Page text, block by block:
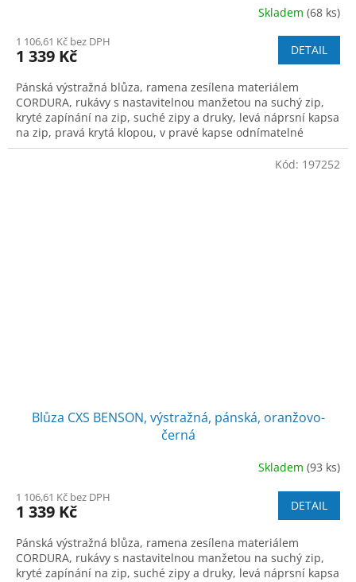
Skladem (68 ks)
1 106,61 Kč bez DPH
1 339 Kč DETAIL
Pánská výstražná blůza, ramena zesílena materiálem
CORDURA, rukávy s nastavitelnou manžetou na suchý zip,
kryté zapínání na zip, suché zipy a druky, levá náprsní kapsa
na zip, pravá krytá klopou, v pravé kapse odnímatelné
pouzdro na ID kartu, na levé
Blůza CXS BENSON, výstražná, pánská, oranžovo-
černá
Skladem (93 ks)
1 106,61 Kč bez DPH
1 339 Kč DETAIL
Pánská výstražná blůza, ramena zesílena materiálem
CORDURA, rukávy s nastavitelnou manžetou na suchý zip,
kryté zapínání na zip, suché zipy a druky, levá náprsní kapsa
Kód: 197252